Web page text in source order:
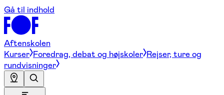
Gå til indhold
Aftenskolen
Kurser Foredrag, debat og højskoler Rejser, ture og
rundvisninger